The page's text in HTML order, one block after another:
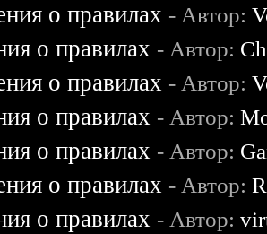
о правилах - Автор:
о правилах - Автор:
о правилах - Автор:
о правилах - Автор:
о правилах - Автор:
о правилах - Автор:
о правилах - Автор: